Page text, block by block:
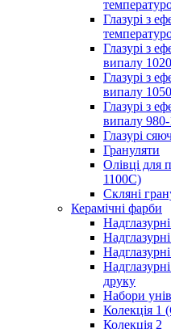
Глазурі з
Глазурі з
випалу
Глазурі з
випалу
Глазурі з
випалу
Глазурі
Грануляти
Олівці для
1100С)
Скляні
Керамічні фарби
друку
Набори
Колекція 1
Колекція 2